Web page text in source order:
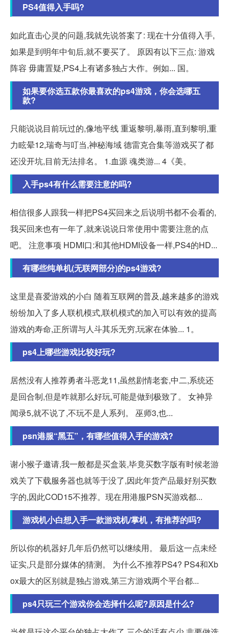
PS4值得入手吗?
如此直击心灵的问题,我就先说答案了: 现在十分值得入手,
如果是到明年中旬后,就不要买了。 原因有以下三点: 游戏
阵容 毋庸置疑,PS4上有诸多独占大作。例如... 国。
如果要你选五款你最喜欢的ps4游戏，你会选哪五
款?
只能说说目前玩过的,像地平线 重返黎明,暴雨,直到黎明,重
力眩晕12,瑞奇与叮当,神秘海域 德雷克合集等游戏买了都
还没开坑,目前无法排名。 1.血源 魂类游... 4《美。
入手ps4有什么需要注意的吗?
相信很多人跟我一样把PS4买回来之后说明书都不会看的,
我买回来也有一年了,就来说说日常使用中需要注意的点
吧。 注意事项 HDMI口:和其他HDMI设备一样,PS4的HD...
有哪些纯单机(无联网部分)的ps4游戏?
这里是喜爱游戏的小白 随着互联网的普及,越来越多的游戏
纷纷加入了多人联机模式,联机模式的加入可以有效的提高
游戏的寿命,正所谓与人斗其乐无穷,玩家在体验... 1。
ps4上哪些游戏比较好玩?
居然没有人推荐勇者斗恶龙11,虽然剧情老套,中二,系统还
是回合制,但是咋就那么好玩,可能是做到极致了。 女神异
闻录5,就不说了,不玩不是人系列。 巫师3,也...
psn港服“黑五”，有哪些值得入手的游戏?
谢小猴子邀请,我一般都是买盒装,毕竟买数字版有时候老游
戏关了下载服务器也就等于没了,因此年货产品最好别买数
字的,因此COD15不推荐。现在用港服PSN买游戏都...
游戏机小白想入手一款游戏机/掌机，有推荐的吗?
所以你的机器好几年后仍然可以继续用。 最后这一点未经
证实,只是部分媒体的猜测。 为什么不推荐PS4? PS4和Xb
ox最大的区别就是独占游戏,第三方游戏两个平台都...
ps4只玩三个游戏你会选择什么呢?原因是什么?